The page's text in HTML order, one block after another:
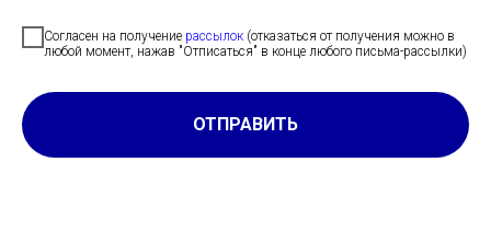
Согласен на получение рассылок (отказаться от получения можно в
любой момент, нажав "Отписаться" в конце любого письма-рассылки)
ОТПРАВИТЬ